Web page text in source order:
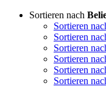
Sortieren nach
Sortieren
Sortieren
Sortieren
Sortieren
Sortieren
Sortieren